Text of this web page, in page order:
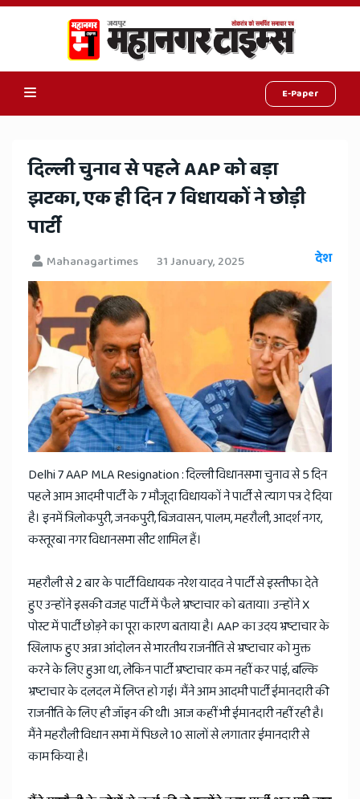
E-Paper
Hindi
News,
Hindi
Samachar,
Jaipur
Rajasthan
News
दिल्ली चुनाव से पहले AAP को बड़ा
झटका, एक ही दिन 7 विधायकों ने छोड़ी
पार्टी
Mahanagartimes 31 January, 2025 देश
Delhi 7 AAP MLA Resignation : दिल्ली विधानसभा चुनाव से 5 दिन
पहले आम आदमी पार्टी के 7 मौजूदा विधायकों ने पार्टी से त्याग पत्र दे दिया
है। इनमें त्रिलोकपुरी, जनकपुरी, बिजवासन, पालम, महरौली, आदर्श नगर,
कस्तूरबा नगर विधानसभा सीट शामिल हैं।
महरौली से 2 बार के पार्टी विधायक नरेश यादव ने पार्टी से इस्तीफा देते
हुए उन्होंने इसकी वजह पार्टी में फैले भ्रष्टाचार को बताया। उन्होंने X
पोस्ट में पार्टी छोड़ने का पूरा कारण बताया है। AAP का उदय भ्रष्टाचार के
खिलाफ हुए अन्ना आंदोलन से भारतीय राजनीति से भ्रष्टाचार को मुक्त
करने के लिए हुआ था, लेकिन पार्टी भ्रष्टाचार कम नहीं कर पाई, बल्कि
भ्रष्टाचार के दलदल में लिप्त हो गई। मैंने आम आदमी पार्टी ईमानदारी की
राजनीति के लिए ही जॉइन की थी। आज कहीं भी ईमानदारी नहीं रही है।
मैंने महरौली विधान सभा में पिछले 10 सालों से लगातार ईमानदारी से
काम किया है।